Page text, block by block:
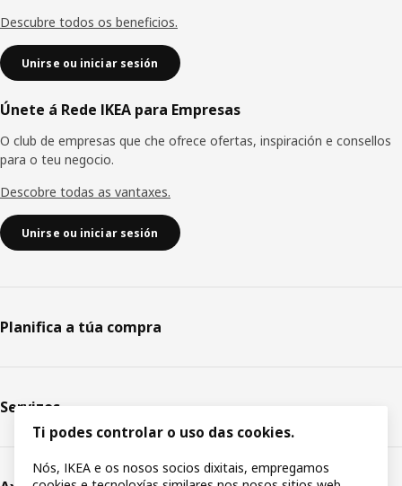
Descubre todos os beneficios.
Unirse ou iniciar sesión
Únete á Rede IKEA para Empresas
O club de empresas que che ofrece ofertas, inspiración e consellos
para o teu negocio.
Descobre todas as vantaxes.
Unirse ou iniciar sesión
Planifica a túa compra
Servizos
Ti podes controlar o uso das cookies.
Nós, IKEA e os nosos socios dixitais, empregamos